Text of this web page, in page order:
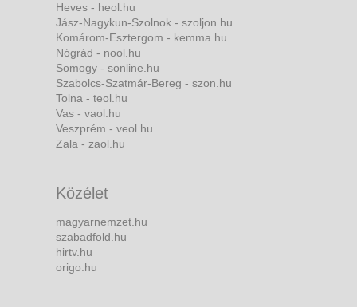
Heves - heol.hu
Jász-Nagykun-Szolnok - szoljon.hu
Komárom-Esztergom - kemma.hu
Nógrád - nool.hu
Somogy - sonline.hu
Szabolcs-Szatmár-Bereg - szon.hu
Tolna - teol.hu
Vas - vaol.hu
Veszprém - veol.hu
Zala - zaol.hu
Közélet
magyarnemzet.hu
szabadfold.hu
hirtv.hu
origo.hu